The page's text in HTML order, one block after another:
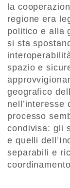
la
regione era
politico e alla
si sta
spazio e
geografico
nell’interesse
processo
condivisa: gli
e quelli
separabili e